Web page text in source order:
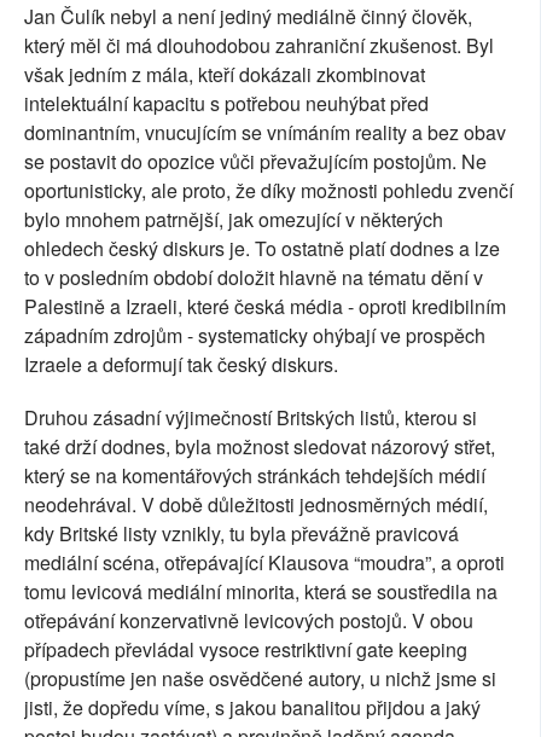
Jan Čulík nebyl a není jediný mediálně činný člověk,
který měl či má dlouhodobou zahraniční zkušenost. Byl
však jedním z mála, kteří dokázali zkombinovat
intelektuální kapacitu s potřebou neuhýbat před
dominantním, vnucujícím se vnímáním reality a bez obav
se postavit do opozice vůči převažujícím postojům. Ne
oportunisticky, ale proto, že díky možnosti pohledu zvenčí
bylo mnohem patrnější, jak omezující v některých
ohledech český diskurs je. To ostatně platí dodnes a lze
to v posledním období doložit hlavně na tématu dění v
Palestině a Izraeli, které česká média - oproti kredibilním
západním zdrojům - systematicky ohýbají ve prospěch
Izraele a deformují tak český diskurs.
Druhou zásadní výjimečností Britských listů, kterou si
také drží dodnes, byla možnost sledovat názorový střet,
který se na komentářových stránkách tehdejších médií
neodehrával. V době důležitosti jednosměrných médií,
kdy Britské listy vznikly, tu byla převážně pravicová
mediální scéna, otřepávající Klausova “moudra”, a oproti
tomu levicová mediální minorita, která se soustředila na
otřepávání konzervativně levicových postojů. V obou
případech převládal vysoce restriktivní gate keeping
(propustíme jen naše osvědčené autory, u nichž jsme si
jisti, že dopředu víme, s jakou banalitou přijdou a jaký